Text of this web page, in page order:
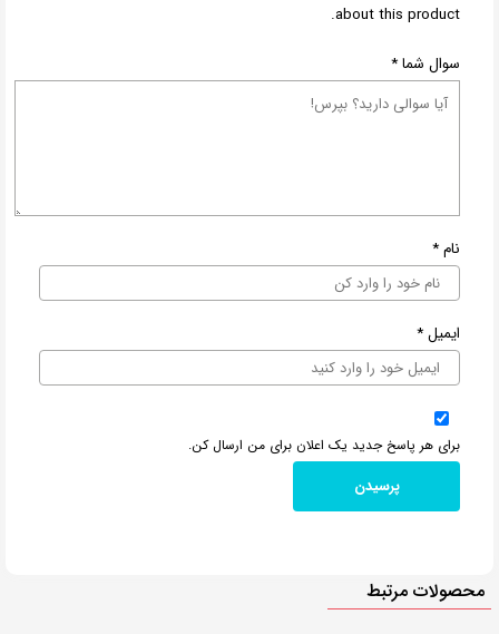
about this product.
سوال شما*
نام*
ایمیل*
برای هر پاسخ جدید یک اعلان برای من ارسال کن.
محصولات مرتبط